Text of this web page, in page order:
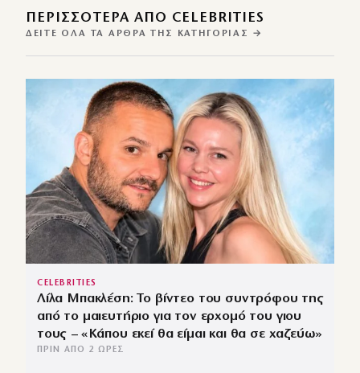
ΠΕΡΙΣΣΌΤΕΡΑ ΑΠΌ CELEBRITIES
ΔΕΊΤΕ ΌΛΑ ΤΑ ΆΡΘΡΑ ΤΗΣ ΚΑΤΗΓΟΡΊΑΣ →
CELEBRITIES
Λίλα Μπακλέση: Το βίντεο του συντρόφου της
από το μαιευτήριο για τον ερχομό του γιου
τους – «Κάπου εκεί θα είμαι και θα σε χαζεύω»
ΠΡΙΝ ΑΠΌ 2 ΏΡΕΣ